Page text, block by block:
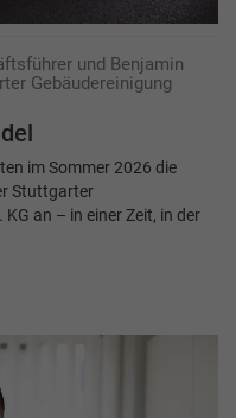
und Benjamin
Gebäudereinigung
im Sommer 2026 die
Stuttgarter
an – in einer Zeit, in der